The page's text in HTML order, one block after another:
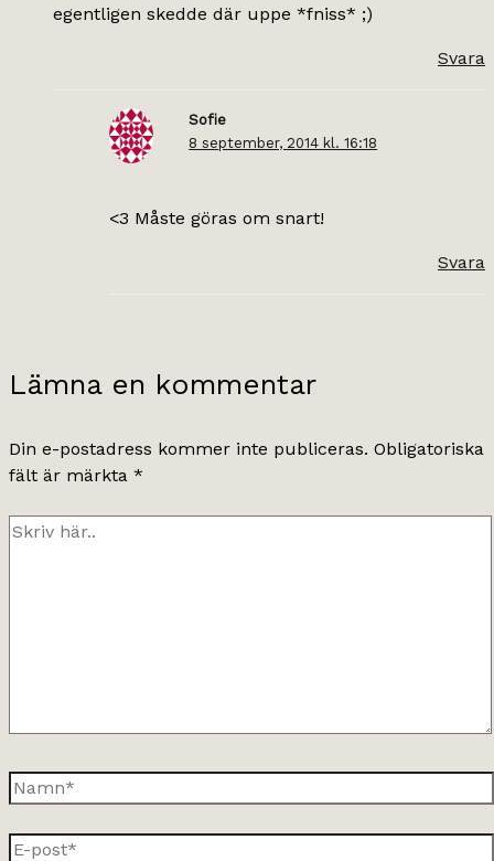
egentligen skedde där uppe *fniss* ;)
Svara
Sofie
8 september, 2014 kl. 16:18
<3 Måste göras om snart!
Svara
Lämna en kommentar
Din e-postadress kommer inte publiceras. Obligatoriska
fält är märkta *
Skriv
Namn*
E-